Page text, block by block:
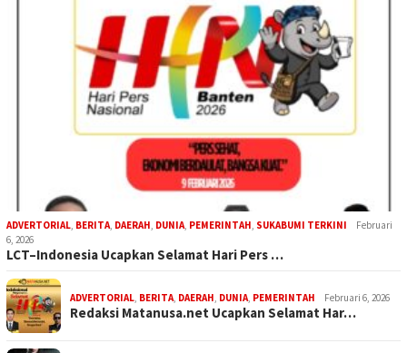
ADVERTORIAL, BERITA, DAERAH, DUNIA, PEMERINTAH, SUKABUMI TERKINI
Februari
6, 2026
LCT–Indonesia Ucapkan Selamat Hari Pers …
ADVERTORIAL, BERITA, DAERAH, DUNIA, PEMERINTAH Februari 6, 2026
Redaksi Matanusa.net Ucapkan Selamat Har…